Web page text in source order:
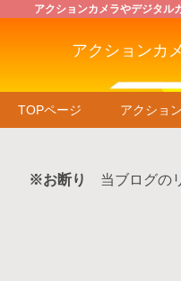
アクションカメラやデジタル
アクションカ
TOPページ アクショ
※お断り 当ブログの